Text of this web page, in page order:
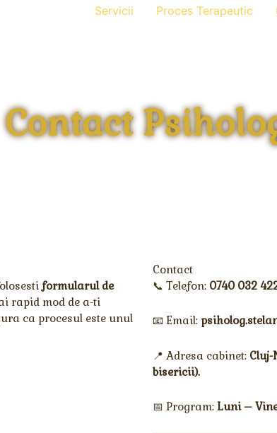
Servicii Proces Terapeutic
Contact
formularul de
rapid mod de a-ti
ca procesul este unul
Contact
📞 Telefon: 0740 032
📧 Email:
📍 Adresa cabinet: Cluj-
bisericii).
📅 Program: Luni –